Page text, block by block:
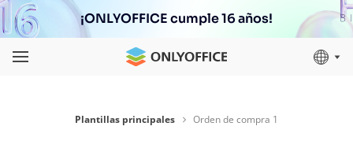
¡ONLYOFFICE cumple 16 años!
Plantillas principales Orden de compra 1